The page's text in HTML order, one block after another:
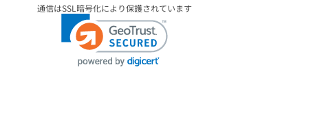
通信はSSL暗号化により保護されています